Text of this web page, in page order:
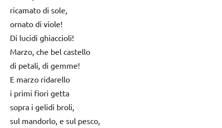
ricamato di sole,
ornato di viole!
Di lucidi ghiaccioli!
Marzo, che bel castello
di petali, di gemme!
E marzo ridarello
i primi fiori getta
sopra i gelidi broli,
sul mandorlo, e sul pesco,